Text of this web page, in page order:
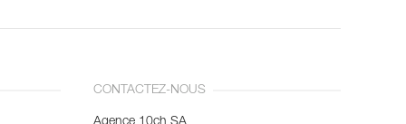
CONTACTEZ-NOUS